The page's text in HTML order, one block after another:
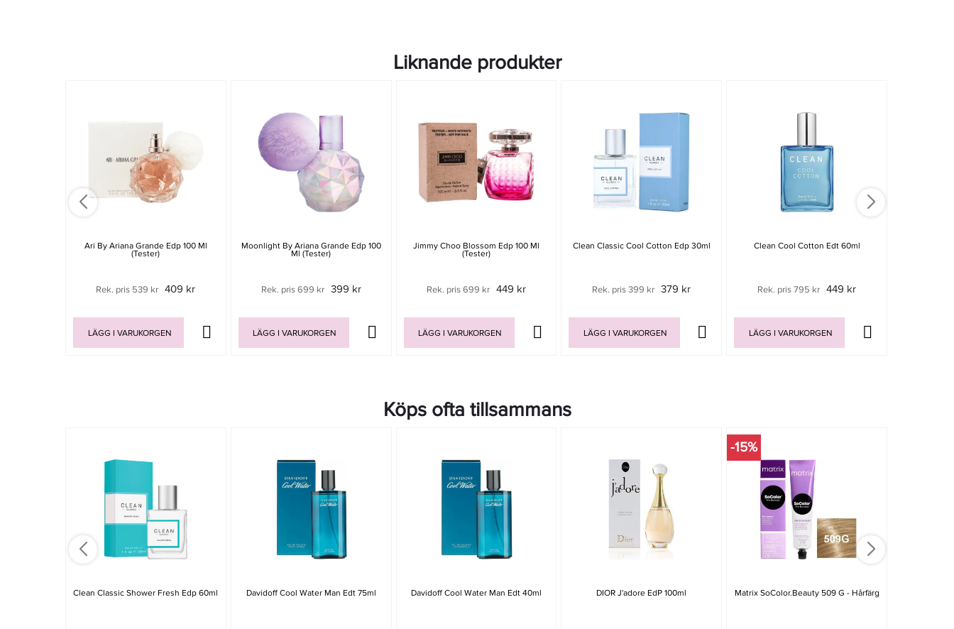
Liknande produkter
Ari By Ariana Grande Edp 100 Ml
(Tester)
Rek. pris 539 kr 409 kr
LÄGG I VARUKORGEN
Moonlight By Ariana Grande Edp 100
Ml (tester)
Rek. pris 699 kr 399 kr
LÄGG I VARUKORGEN
Jimmy Choo Blossom Edp 100 Ml
(tester)
Rek. pris 699 kr 449 kr
LÄGG I VARUKORGEN
Clean Classic Cool Cotton Edp 30ml
Rek. pris 399 kr 379 kr
LÄGG I VARUKORGEN
Clean Cool Cotton Edt 60ml
Rek. pris 795 kr 449 kr
LÄGG I VARUKORGEN
Köps ofta tillsammans
Clean Classic Shower Fresh Edp 60ml Davidoff Cool Water Man Edt 75ml Davidoff Cool Water Man Edt 40ml DIOR J'adore EdP 100ml
-15%
Matrix SoColor.Beauty 509 G - Hårfärg